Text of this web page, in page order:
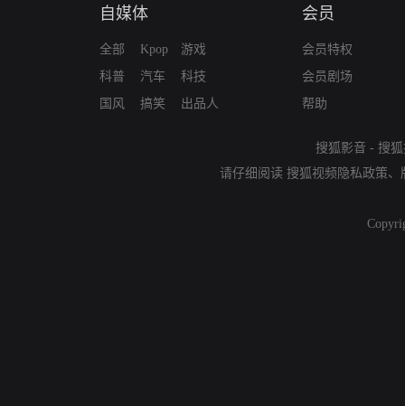
自媒体
全部
科普
国风
Kpop
汽车
搞笑
游戏
科技
出品人
会员
会员特权
会员剧场
帮助
搜狐影音 - 搜
请仔细阅读 搜狐视频隐私政策、